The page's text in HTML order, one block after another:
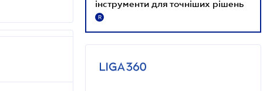
інструменти для точніших рішень
R